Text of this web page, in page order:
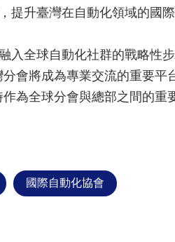
提升臺灣在自動化領域的國際
入全球自動化社群的戰略性
會將成為專業交流的重要平
為全球分會與總部之間的重
國際自動化協會